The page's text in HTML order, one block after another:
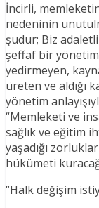
İncirli,
nedeninin
şudur; Biz
şeffaf bir yönetim
yedirmeyen,
üreten ve aldığı
yönetim
“Memleketi ve
sağlık ve eğitim
yaşadığı
hükümeti
“Halk değişim